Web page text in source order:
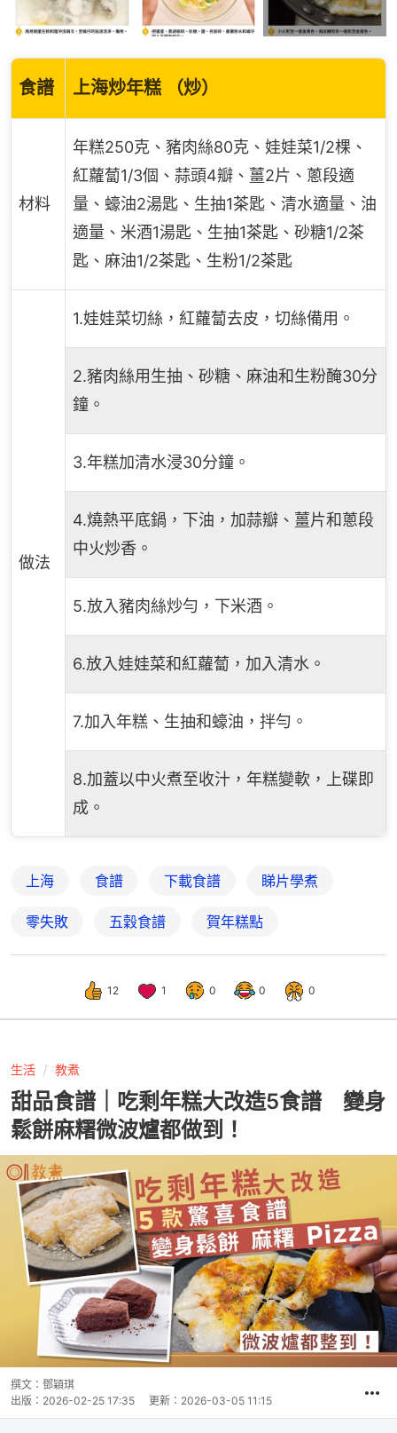
食譜 上海炒年糕 （炒）
材料
年糕250克、豬肉絲80克、娃娃菜1/2棵、
紅蘿蔔1/3個、蒜頭4瓣、薑2片、蔥段適
量、蠔油2湯匙、生抽1茶匙、清水適量、油
適量、米酒1湯匙、生抽1茶匙、砂糖1/2茶
匙、麻油1/2茶匙、生粉1/2茶匙
做法
1.娃娃菜切絲，紅蘿蔔去皮，切絲備用。
2.豬肉絲用生抽、砂糖、麻油和生粉醃30分
鐘。
3.年糕加清水浸30分鐘。
4.燒熱平底鍋，下油，加蒜瓣、薑片和蔥段
中火炒香。
5.放入豬肉絲炒勻，下米酒。
6.放入娃娃菜和紅蘿蔔，加入清水。
7.加入年糕、生抽和蠔油，拌勻。
8.加蓋以中火煮至收汁，年糕變軟，上碟即
成。
上海 食譜 下載食譜 睇片學煮
零失敗 五穀食譜 賀年糕點
12 1 0 0 0
生活 教煮
甜品食譜｜吃剩年糕大改造5食譜 變身
鬆餅麻糬微波爐都做到！
撰文： 鄧穎琪
出版： 2026-02-25 17:35 更新： 2026-03-05 11:15